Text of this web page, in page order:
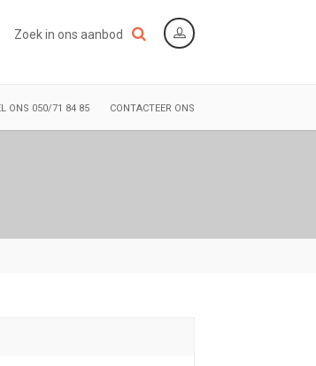
Zoek in ons aanbod
ONS 050/71 84 85 CONTACTEER ONS